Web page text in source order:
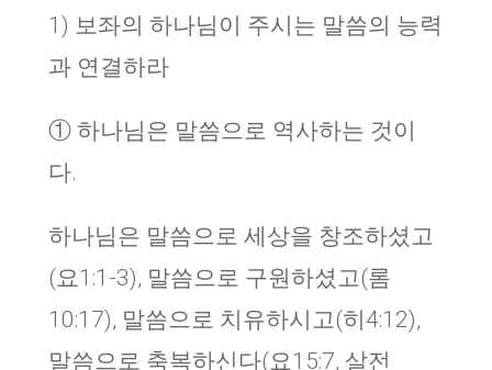
1) 보좌의 하나님이 주시는 말씀의 능력
과 연결하라
① 하나님은 말씀으로 역사하는 것이
다.
하나님은 말씀으로 세상을 창조하셨고
(요1:1-3), 말씀으로 구원하셨고(롬
10:17), 말씀으로 치유하시고(히4:12),
말씀으로 축복하신다(요15:7, 살전